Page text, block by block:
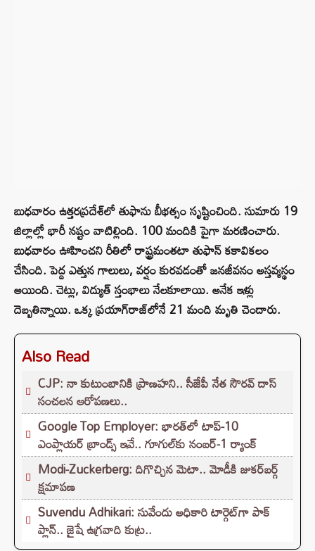
బుధవారం ఉత్తరప్రదేశ్‌లో తుఫాను బీభత్సం సృష్టించింది. సుమారు 19
జిల్లాల్లో భారీ నష్టం వాటిల్లింది. 100 మందికి పైగా మరణించారు.
బుధవారం ఊహించని రీతిలో రాష్ట్రమంతటా తుఫాన్ కకావికలం
చేసింది. పెద్ద ఎత్తున గాలులు, వర్షం కురవడంతో జనజీవనం అస్తవ్యస్థం
అయింది. చెట్లు, విద్యుత్ స్తంభాలు నేలకూలాయి. అనేక ఇళ్లు
దెబ్బతిన్నాయి. ఒక్క ప్రయాగ్‌రాజ్‌లోనే 21 మంది మృతి చెందారు.
Also Read
CJP: నా కుటుంబానికి ప్రాణహని.. సీజేపీ నేత సౌరవ్ దాస్
సంచలన ఆరోపణలు..
Google Top Employer: భారత్‌లో టాప్-10
ఎంప్లాయర్ బ్రాండ్స్ ఇవే.. గూగుల్‌కు నంబర్-1 ర్యాంక్
Modi-Zuckerberg: దిగొచ్చిన మెటా.. మోడీకి జుకర్‌బర్గ్
క్షమాపణ
Suvendu Adhikari: సువేందు అధికారి టార్గెట్‌గా పాక్
ప్లాన్.. జైషే ఉగ్రవాది కుట్ర..